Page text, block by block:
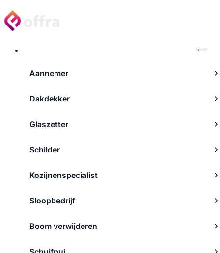
Aannemer
Dakdekker
Glaszetter
Schilder
Kozijnenspecialist
Sloopbedrijf
Boom verwijderen